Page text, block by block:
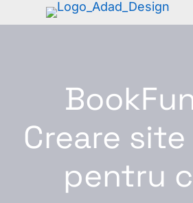
Creare
pentru